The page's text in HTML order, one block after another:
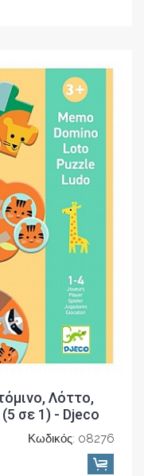
Λόττο,
σε 1) - Djeco
Κωδικός: 08276